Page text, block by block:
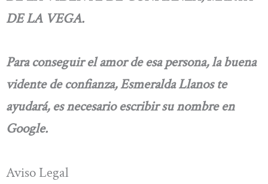
DE LA VEGA.
Para conseguir el amor de esa persona, la buena
vidente de confianza, Esmeralda Llanos te
ayudará, es necesario escribir su nombre en
Google.
Aviso Legal